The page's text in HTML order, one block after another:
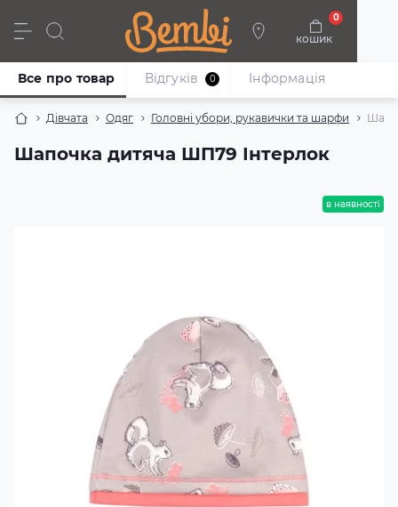
кошик
0
Дівчата Хлопці Немовлята Взуття
Дівчата Одяг Головні убори, рукавички та шарфи
Шапочка дитяча ШП79 Інтерлок
Все про товар Відгуків 0 Iнформація
в наявності